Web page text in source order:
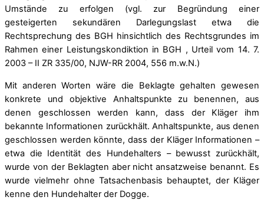
Umstände zu erfolgen (vgl. zur Begründung einer
gesteigerten sekundären Darlegungslast etwa die
Rechtsprechung des BGH hinsichtlich des Rechtsgrundes im
Rahmen einer Leistungskondiktion in BGH , Urteil vom 14. 7.
2003 – II ZR 335/00, NJW-RR 2004, 556 m.w.N.)
Mit anderen Worten wäre die Beklagte gehalten gewesen
konkrete und objektive Anhaltspunkte zu benennen, aus
denen geschlossen werden kann, dass der Kläger ihm
bekannte Informationen zurückhält. Anhaltspunkte, aus denen
geschlossen werden könnte, dass der Kläger Informationen –
etwa die Identität des Hundehalters – bewusst zurückhält,
wurde von der Beklagten aber nicht ansatzweise benannt. Es
wurde vielmehr ohne Tatsachenbasis behauptet, der Kläger
kenne den Hundehalter der Dogge.